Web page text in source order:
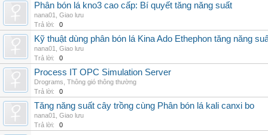
Phân bón lá kno3 cao cấp: Bí quyết tăng năng suất
nana01
Giao lưu
Trả lời:
0
Kỹ thuật dùng phân bón lá Kina Ado Ethephon tăng năng
nana01
Giao lưu
Trả lời:
0
Process IT OPC Simulation Server
Drograms Thông gió thông thường
Trả lời:
0
Tăng năng suất cây trồng cùng Phân bón lá kali canxi bo
nana01
Giao lưu
Trả lời:
0